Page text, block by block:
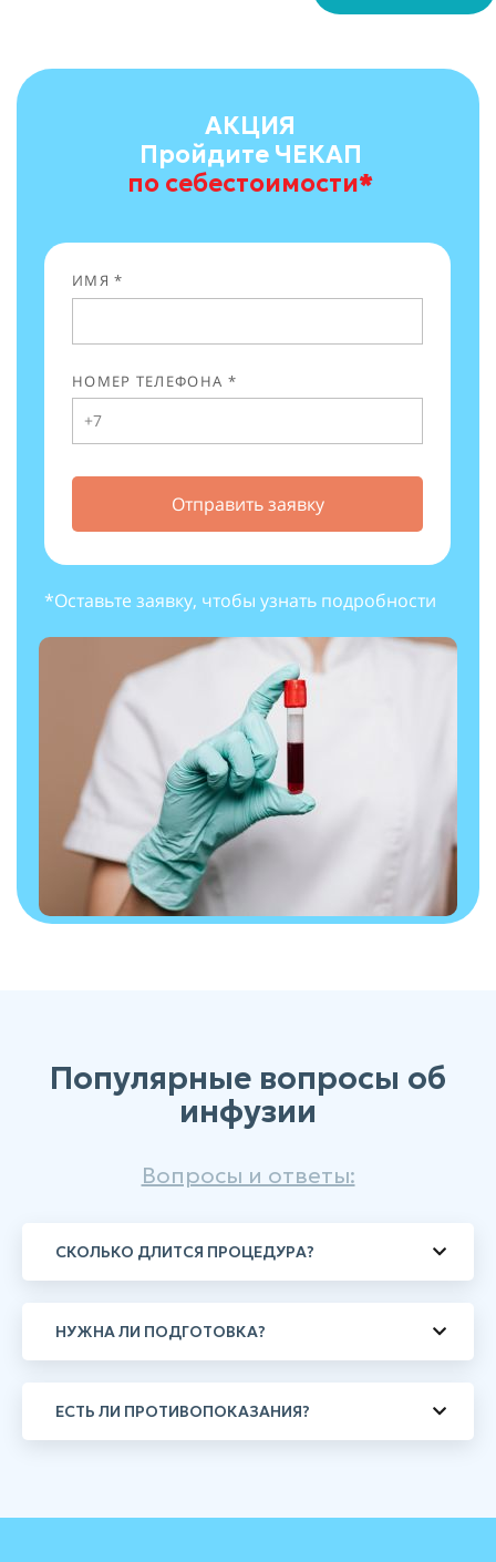
АКЦИЯ
Пройдите ЧЕКАП
по себестоимости*
ИМЯ *
НОМЕР ТЕЛЕФОНА *
Отправить заявку
*Оставьте заявку, чтобы узнать подробности
Популярные вопросы об
инфузии
Вопросы и ответы:
СКОЛЬКО ДЛИТСЯ ПРОЦЕДУРА?
НУЖНА ЛИ ПОДГОТОВКА?
ЕСТЬ ЛИ ПРОТИВОПОКАЗАНИЯ?